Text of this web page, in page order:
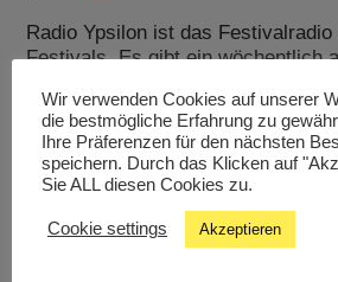
Radio Ypsilon ist das
Festivals. Es gibt ein wöchentlich
Juni vom Campus & City Radio
Sendungsübernahme ausgestrahlt
Wir verwenden Cookies auf unserer
die bestmögliche Erfahrung zu
Ihre Präferenzen für den nächsten
speichern. Durch das Klicken auf
Sie ALL diesen Cookies zu.
Cookie settings Akzeptieren